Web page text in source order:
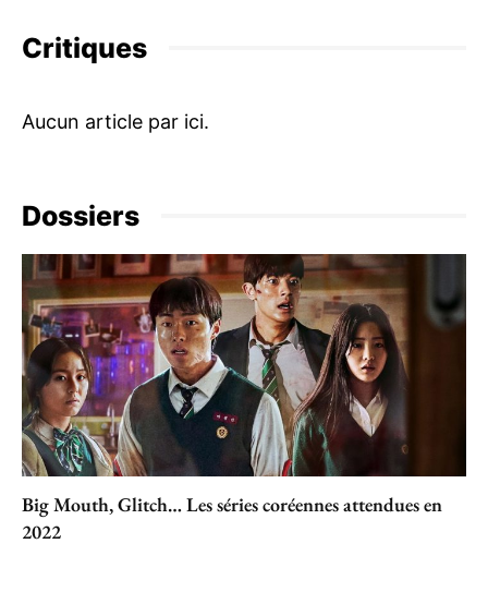
Critiques
Dossiers
Big Mouth, Glitch… Les séries coréennes attendues en
2022